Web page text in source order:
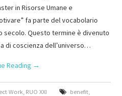
in Risorse Umane e
fa parte del vocabolario
secolo. Questo termine è divenuto
di coscienza dell’universo…
Reading →
Work, RUO XXI benefit,